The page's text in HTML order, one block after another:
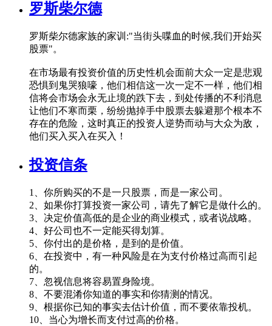
罗斯柴尔德
罗斯柴尔德家族的家训:"当街头喋血的时候,我们开始买
股票"。
在市场最有投资价值的历史性机会面前大众一定是悲观
恐惧到鬼哭狼嚎，他们相信这一次一定不一样，他们相
信将会市场会永无止境的跌下去，到处传播的不利消息
让他们不寒而栗，纷纷抛掉手中股票去躲避那个根本不
存在的危险，这时真正的投资人逆势而动与大众为敌，
他们买入买入在买入！
投资信条
1、你所购买的不是一只股票，而是一家公司。
2、如果你打算投资一家公司，请先了解它是做什么的。
3、决定价值高低的是企业的商业模式，或者说战略。
4、好公司也不一定能买得划算。
5、你付出的是价格，是到的是价值。
6、在投资中，有一种风险是在为支付价格过高而引起
的。
7、忽视信息将容易置身险境。
8、不要混淆你知道的事实和你猜测的情况。
9、根据你已知的事实去估计价值，而不要依靠投机。
10、当心为增长而支付过高的价格。